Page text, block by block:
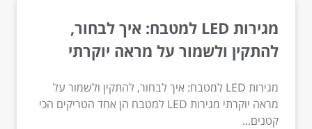
מגירות LED למטבח: איך לבחור,
להתקין ולשמור על מראה יוקרתי
מגירות LED למטבח: איך לבחור, להתקין ולשמור על
מראה יוקרתי מגירות LED למטבח הן אחד הטריקים הכי
קטנים...